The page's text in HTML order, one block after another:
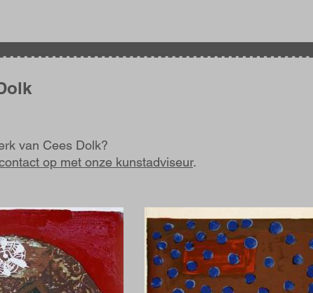
van Cees Dolk?
op met onze kunstadviseur.
Afbeelding